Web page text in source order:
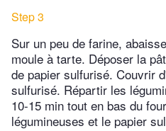
Step 3
Sur un peu de farine,
moule à tarte. Déposer la
de papier sulfurisé. Couvrir
sulfurisé. Répartir les
10-15 min tout en bas du
légumineuses et le papier